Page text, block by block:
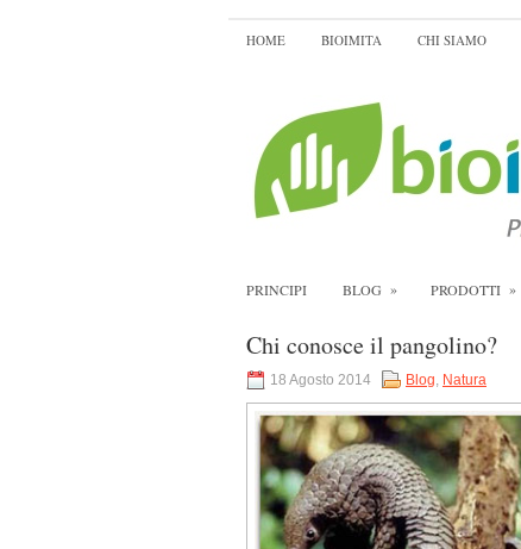
HOME BIOIMITA CHI SIAMO
PRINCIPI BLOG » PRODOTTI »
Chi conosce il pangolino?
18 Agosto 2014 Blog, Natura